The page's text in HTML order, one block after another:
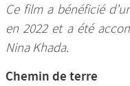
Ce film a bénéficié
en 2022 et a été
Nina Khada.
Chemin de terre